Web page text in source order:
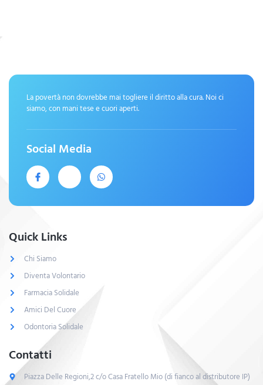
La povertà non dovrebbe mai togliere il diritto alla cura. Noi ci
siamo, con mani tese e cuori aperti.
Social Media
Quick Links
Chi Siamo
Diventa Volontario
Farmacia Solidale
Amici Del Cuore
Odontoria Solidale
Contatti
Piazza Delle Regioni,2 c/o Casa Fratello Mio (di fianco al distributore IP)